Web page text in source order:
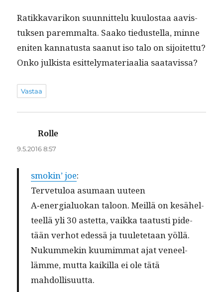
Ratikkavarikon suun­nit­telu kuu­lostaa aav­is­
tuk­sen parem­mal­ta. Saako tiedustel­la, minne
eniten kan­na­tus­ta saanut iso talo on sijoitet­tu?
Onko julk­ista esit­te­ly­ma­te­ri­aalia saatavissa?
Vastaa
Rolle
9.5.2016 8:57
smokin’ joe:
Ter­ve­tu­loa asumaan uuteen
A‑energialuokan taloon. Meil­lä on kesähel­
teel­lä yli 30 astet­ta, vaik­ka taa­tusti pide­
tään ver­hot edessä ja tuulete­taan yöl­lä.
Nukum­mekin kuumim­mat ajat veneel­
lämme, mut­ta kaikil­la ei ole tätä
mahdollisuutta.